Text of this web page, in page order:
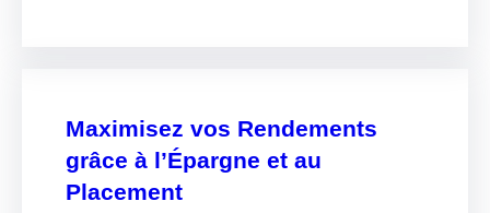
Maximisez vos Rendements
grâce à l’Épargne et au
Placement